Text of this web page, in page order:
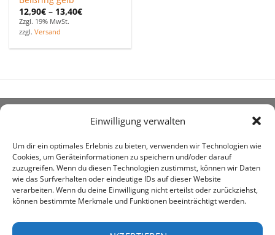
Einwilligung verwalten
Um dir ein optimales Erlebnis zu bieten, verwenden wir Technologien wie
Cookies, um Geräteinformationen zu speichern und/oder darauf
zuzugreifen. Wenn du diesen Technologien zustimmst, können wir Daten
wie das Surfverhalten oder eindeutige IDs auf dieser Website
verarbeiten. Wenn du deine Einwilligung nicht erteilst oder zurückziehst,
können bestimmte Merkmale und Funktionen beeinträchtigt werden.
12,90€ – 13,40€
Zzgl. 19% MwSt.
zzgl.Versand
um den Kauf landwirtschaftlicher Bedarfsartikel geht.